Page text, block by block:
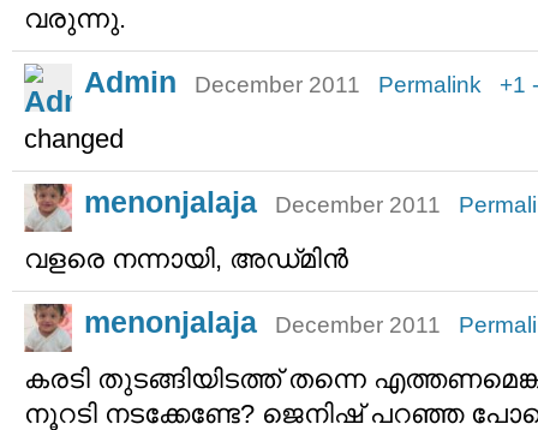
വരുന്നു.
Admin December 2011 Permalink +1
changed
menonjalaja December 2011
വളരെ നന്നായി, അഡ്‌മിന്‍
menonjalaja December 2011
കരടി തുടങ്ങിയിടത്ത് തന്നെ
നൂറടി നടക്കേണ്ടേ? ജെനിഷ് പറഞ്ഞ